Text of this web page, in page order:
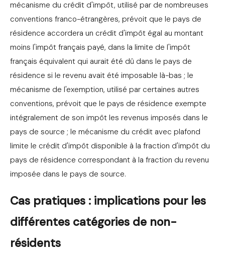
mécanisme du crédit d'impôt, utilisé par de nombreuses
conventions franco-étrangères, prévoit que le pays de
résidence accordera un crédit d'impôt égal au montant
moins l'impôt français payé, dans la limite de l'impôt
français équivalent qui aurait été dû dans le pays de
résidence si le revenu avait été imposable là-bas ; le
mécanisme de l'exemption, utilisé par certaines autres
conventions, prévoit que le pays de résidence exempte
intégralement de son impôt les revenus imposés dans le
pays de source ; le mécanisme du crédit avec plafond
limite le crédit d'impôt disponible à la fraction d'impôt du
pays de résidence correspondant à la fraction du revenu
imposée dans le pays de source.
Cas pratiques : implications pour les
différentes catégories de non-
résidents